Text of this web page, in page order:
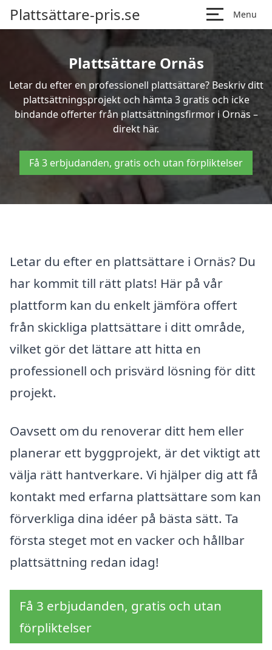
Plattsättare-pris.se Menu
Plattsättare Ornäs
Letar du efter en professionell plattsättare? Beskriv ditt
plattsättningsprojekt och hämta 3 gratis och icke
bindande offerter från plattsättningsfirmor i Ornäs –
direkt här.
Få 3 erbjudanden, gratis och utan förpliktelser
Letar du efter en plattsättare i Ornäs? Du
har kommit till rätt plats! Här på vår
plattform kan du enkelt jämföra offert
från skickliga plattsättare i ditt område,
vilket gör det lättare att hitta en
professionell och prisvärd lösning för ditt
projekt.
Oavsett om du renoverar ditt hem eller
planerar ett byggprojekt, är det viktigt att
välja rätt hantverkare. Vi hjälper dig att få
kontakt med erfarna plattsättare som kan
förverkliga dina idéer på bästa sätt. Ta
första steget mot en vacker och hållbar
plattsättning redan idag!
Få 3 erbjudanden, gratis och utan
förpliktelser